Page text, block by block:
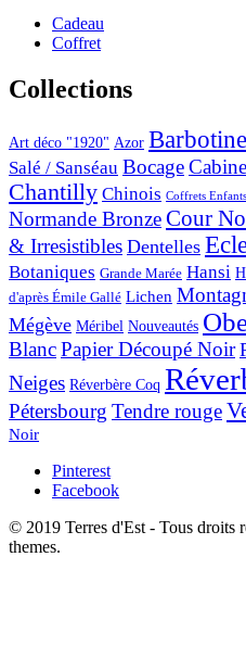
Cadeau
Coffret
Collections
Art déco "1920" Azor
Salé / Sanséau Bocage
Chantilly Chinois Coffrets Enfants
Normande BronzeCour
& Irresistibles Dentelles
Botaniques Grande Marée Hansi
d'après Émile Gallé Lichen
Mégève Méribel Nouveautés
BlancPapier Découpé Noir
Neiges Réverbère Coq
Pétersbourg Tendre rouge
Noir
Pinterest
Facebook
© 2019 Terres d'Est - Tous droits
themes.